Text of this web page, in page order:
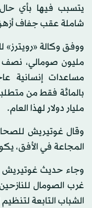
يتسبب فيها بأي
شاملة عقب جفاف أزهق أرواح 43 ألفا
مليون صومالي، نصف
مليار دولار لهذا العام.
وقال غوتيريش
المجاعة في الأفق،
وجاء حديث غوتيريش
غرب الصومال
الشباب التابعة